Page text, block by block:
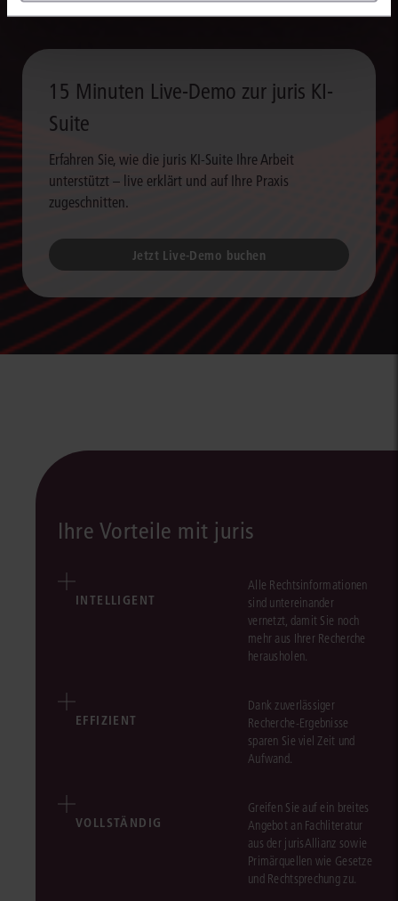
15 Minuten Live-Demo zur juris KI-
Suite
Erfahren Sie, wie die juris KI-Suite Ihre Arbeit
unterstützt – live erklärt und auf Ihre Praxis
zugeschnitten.
Jetzt Live-Demo buchen
Ihre Vorteile mit juris
INTELLIGENT
Alle Rechtsinformationen
sind untereinander
vernetzt, damit Sie noch
mehr aus Ihrer Recherche
herausholen.
EFFIZIENT
Dank zuverlässiger
Recherche-Ergebnisse
sparen Sie viel Zeit und
Aufwand.
VOLLSTÄNDIG
Greifen Sie auf ein breites
Angebot an Fachliteratur
aus der jurisAllianz sowie
Primärquellen wie Gesetze
und Rechtsprechung zu.